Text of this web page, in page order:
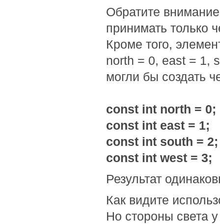
Обратите
принимать только
Кроме того,
north = 0, east = 1,
могли бы создать
const int north = 0;
const int east = 1;
const int south = 2;
const int west = 3;
Результат
Как видите
Но стороны света